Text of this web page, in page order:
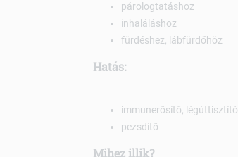
párologtatáshoz
inhaláláshoz
fürdéshez, lábfürdőhöz
Hatás:
immunerősítő, légúttisztító
pezsdítő
Mihez illik?